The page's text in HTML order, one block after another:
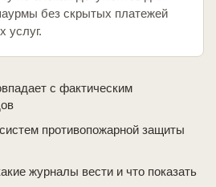
без скрытых платежей
услуг.
с фактическим
противопожарной защиты
журналы вести и что показать